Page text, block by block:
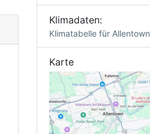
Klimadaten:
Klimatabelle für Allentown
Karte